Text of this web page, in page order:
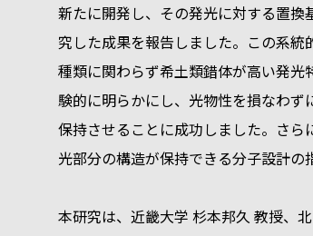
新たに開発し、その発光に対する置換
究した成果を報告しました。この系統
種類に関わらず希土類錯体が高い発光
験的に明らかにし、光物性を損なわず
保持させることに成功しました。さら
光部分の構造が保持できる分子設計の
本研究は、近畿大学 杉本邦久 教授、